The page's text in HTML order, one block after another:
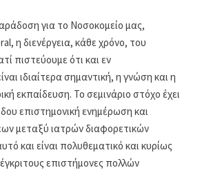
για το Νοσοκομείο μας,
η διενέργεια, κάθε χρόνο, του
πιστεύουμε ότι και εν
ιδιαίτερα σημαντική, η γνώση και η
εκπαίδευση. Το σεμινάριο στόχο έχει
επιστημονική ενημέρωση και
μεταξύ ιατρών διαφορετικών
και είναι πολυθεματικό και κυρίως
επιστήμονες πολλών